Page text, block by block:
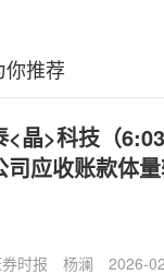
你推荐
<晶>科技（
司应收账款体
时报 杨澜 2026-